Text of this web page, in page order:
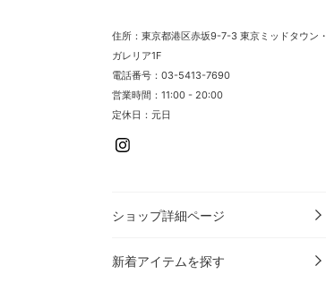
住所：東京都港区赤坂9-7-3 東京ミッドタウン・
ガレリア1F
電話番号：03-5413-7690
営業時間：11:00 - 20:00
定休日：元日
ショップ詳細ページ
新着アイテムを探す